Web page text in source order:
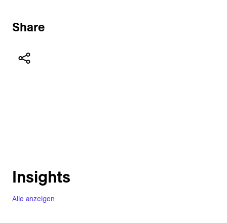
Share
Alle anzeigen
Insights